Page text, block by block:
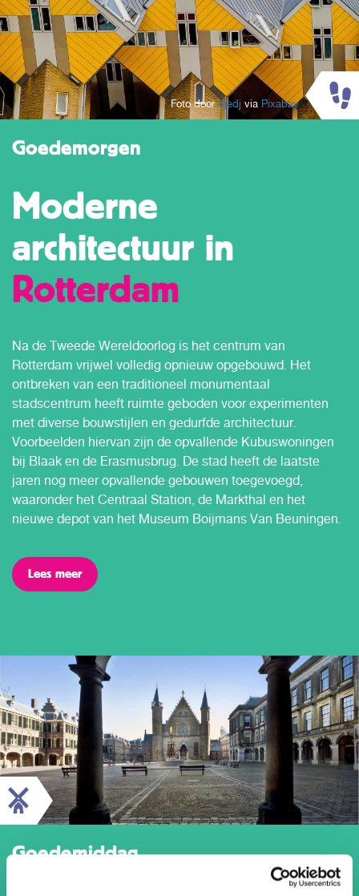
Goedemorgen
Moderne
architectuur in
Rotterdam
Na de Tweede Wereldoorlog is het centrum van
Rotterdam vrijwel volledig opnieuw opgebouwd. Het
ontbreken van een traditioneel monumentaal
stadscentrum heeft ruimte geboden voor experimenten
met diverse bouwstijlen en gedurfde architectuur.
Voorbeelden hiervan zijn de opvallende Kubuswoningen
bij Blaak en de Erasmusbrug. De stad heeft de laatste
jaren nog meer opvallende gebouwen toegevoegd,
waaronder het Centraal Station, de Markthal en het
nieuwe depot van het Museum Boijmans Van Beuningen.
Lees meer
Foto doordjedj via Pixabay
Goedemiddag